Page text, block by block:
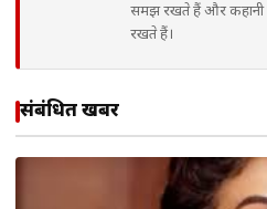
समझ रखते हैं और कहानी
रखते हैं।
संबंधित खबरें